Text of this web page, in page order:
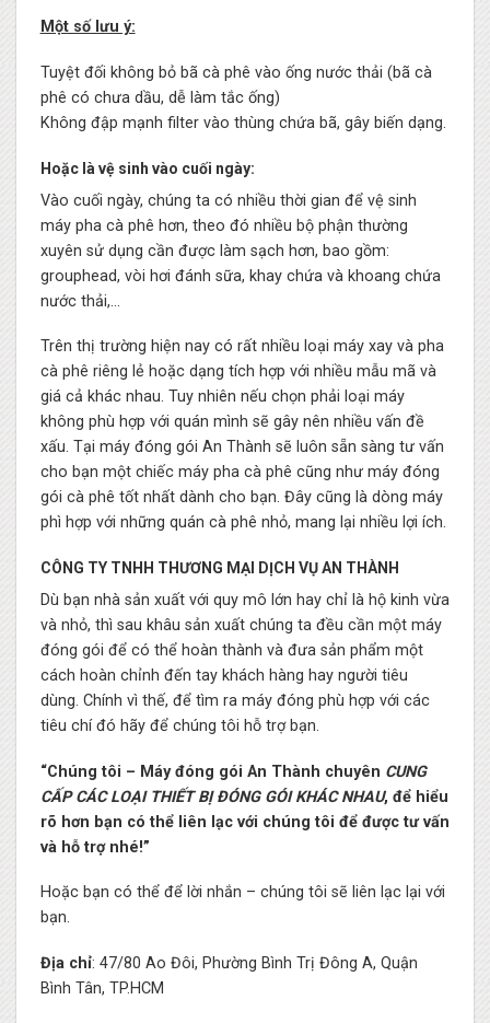
Một số lưu ý:
Tuyệt đối không bỏ bã cà phê vào ống nước thải (bã cà
phê có chưa dầu, dễ làm tắc ống)
Không đập mạnh filter vào thùng chứa bã, gây biến dạng.
Hoặc là vệ sinh vào cuối ngày:
Vào cuối ngày, chúng ta có nhiều thời gian để vệ sinh
máy pha cà phê hơn, theo đó nhiều bộ phận thường
xuyên sử dụng cần được làm sạch hơn, bao gồm:
grouphead, vòi hơi đánh sữa, khay chứa và khoang chứa
nước thải,…
Trên thị trường hiện nay có rất nhiều loại máy xay và pha
cà phê riêng lẻ hoặc dạng tích hợp với nhiều mẫu mã và
giá cả khác nhau. Tuy nhiên nếu chọn phải loại máy
không phù hợp với quán mình sẽ gây nên nhiều vấn đề
xấu. Tại máy đóng gói An Thành sẽ luôn sẵn sàng tư vấn
cho bạn một chiếc máy pha cà phê cũng như máy đóng
gói cà phê tốt nhất dành cho bạn. Đây cũng là dòng máy
phì hợp với những quán cà phê nhỏ, mang lại nhiều lợi ích.
CÔNG TY TNHH THƯƠNG MẠI DỊCH VỤ AN THÀNH
Dù bạn nhà sản xuất với quy mô lớn hay chỉ là hộ kinh vừa
và nhỏ, thì sau khâu sản xuất chúng ta đều cần một máy
đóng gói để có thể hoàn thành và đưa sản phẩm một
cách hoàn chỉnh đến tay khách hàng hay người tiêu
dùng. Chính vì thế, để tìm ra máy đóng phù hợp với các
tiêu chí đó hãy để chúng tôi hỗ trợ bạn.
“Chúng tôi – Máy đóng gói An Thành chuyên CUNG
CẤP CÁC LOẠI THIẾT BỊ ĐÓNG GÓI KHÁC NHAU, để hiểu
rõ hơn bạn có thể liên lạc với chúng tôi để được tư vấn
và hỗ trợ nhé!”
Hoặc bạn có thể để lời nhắn – chúng tôi sẽ liên lạc lại với
bạn.
Địa chỉ: 47/80 Ao Đôi, Phường Bình Trị Đông A, Quận
Bình Tân, TP.HCM